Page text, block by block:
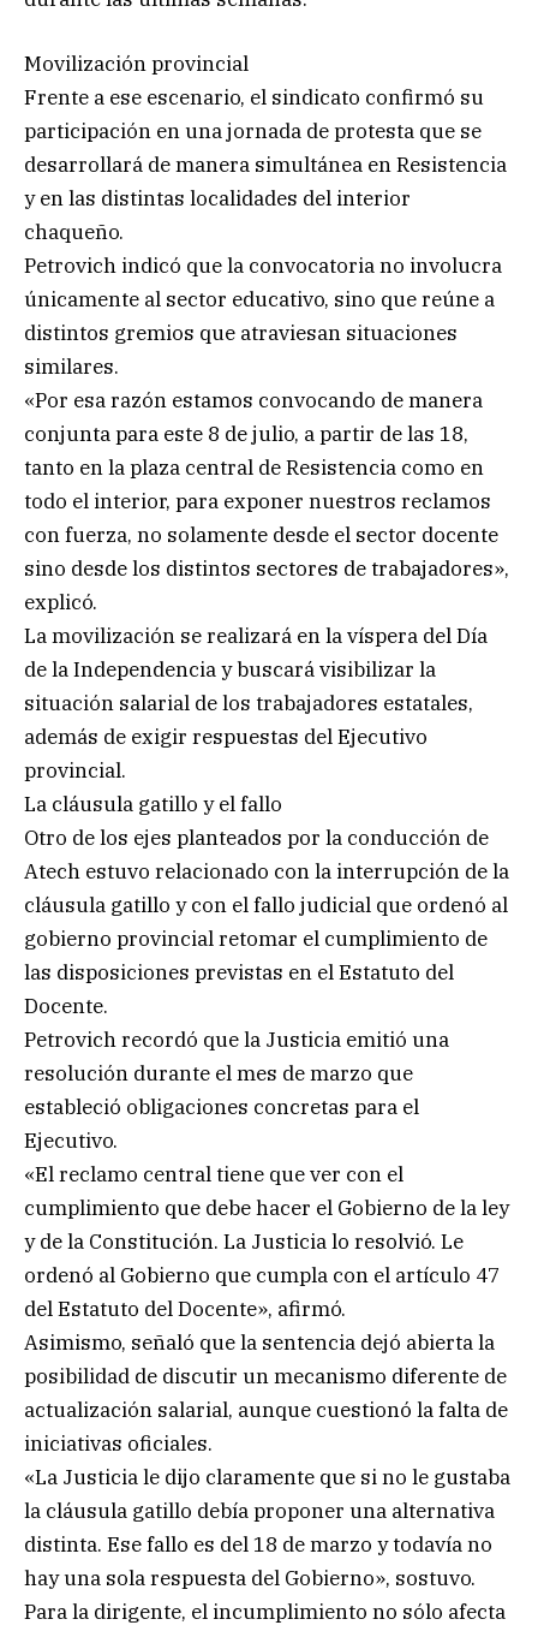
Movilización provincial
Frente a ese escenario, el sindicato confirmó su
participación en una jornada de protesta que se
desarrollará de manera simultánea en Resistencia
y en las distintas localidades del interior
chaqueño.
Petrovich indicó que la convocatoria no involucra
únicamente al sector educativo, sino que reúne a
distintos gremios que atraviesan situaciones
similares.
«Por esa razón estamos convocando de manera
conjunta para este 8 de julio, a partir de las 18,
tanto en la plaza central de Resistencia como en
todo el interior, para exponer nuestros reclamos
con fuerza, no solamente desde el sector docente
sino desde los distintos sectores de trabajadores»,
explicó.
La movilización se realizará en la víspera del Día
de la Independencia y buscará visibilizar la
situación salarial de los trabajadores estatales,
además de exigir respuestas del Ejecutivo
provincial.
La cláusula gatillo y el fallo
Otro de los ejes planteados por la conducción de
Atech estuvo relacionado con la interrupción de la
cláusula gatillo y con el fallo judicial que ordenó al
gobierno provincial retomar el cumplimiento de
las disposiciones previstas en el Estatuto del
Docente.
Petrovich recordó que la Justicia emitió una
resolución durante el mes de marzo que
estableció obligaciones concretas para el
Ejecutivo.
«El reclamo central tiene que ver con el
cumplimiento que debe hacer el Gobierno de la ley
y de la Constitución. La Justicia lo resolvió. Le
ordenó al Gobierno que cumpla con el artículo 47
del Estatuto del Docente», afirmó.
Asimismo, señaló que la sentencia dejó abierta la
posibilidad de discutir un mecanismo diferente de
actualización salarial, aunque cuestionó la falta de
iniciativas oficiales.
«La Justicia le dijo claramente que si no le gustaba
la cláusula gatillo debía proponer una alternativa
distinta. Ese fallo es del 18 de marzo y todavía no
hay una sola respuesta del Gobierno», sostuvo.
Para la dirigente, el incumplimiento no sólo afecta